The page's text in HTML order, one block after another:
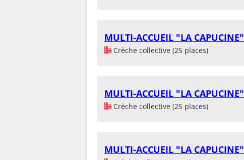
MULTI-ACCUEIL "LA CAPUCINE"
Crèche collective (25 places)
MULTI-ACCUEIL "LA CAPUCINE"
Crèche collective (25 places)
MULTI-ACCUEIL "LA CAPUCINE"